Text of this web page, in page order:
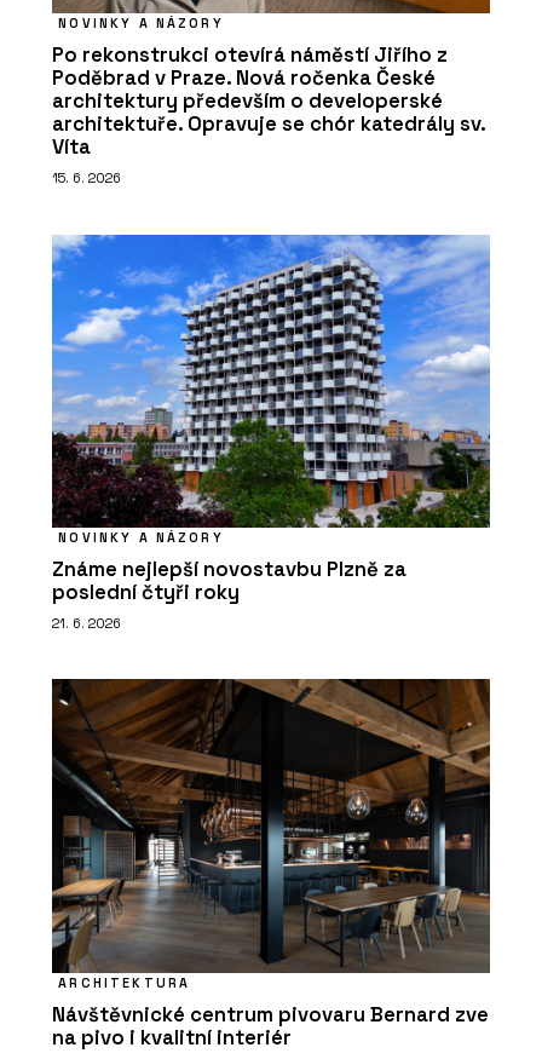
NOVINKY A NÁZORY
Po rekonstrukci otevírá náměstí Jiřího z
Poděbrad v Praze. Nová ročenka České
architektury především o developerské
architektuře. Opravuje se chór katedrály sv.
Víta
15. 6. 2026
NOVINKY A NÁZORY
Známe nejlepší novostavbu Plzně za
poslední čtyři roky
21. 6. 2026
ARCHITEKTURA
Návštěvnické centrum pivovaru Bernard zve
na pivo i kvalitní interiér